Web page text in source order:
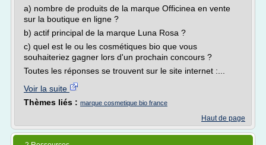
a) nombre de produits de la marque Officinea en vente
sur la boutique en ligne ?
b) actif principal de la marque Luna Rosa ?
c) quel est le ou les cosmétiques bio que vous
souhaiteriez gagner lors d'un prochain concours ?
Toutes les réponses se trouvent sur le site internet :...
Voir la suite
Thèmes liés : marque cosmetique bio france
Haut de page